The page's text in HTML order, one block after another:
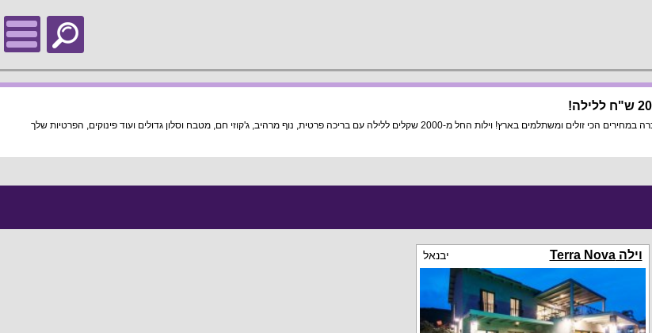
רוצה לקיים מסיבת רווקות קטנה ומצומצמת? לרשותך וילות נופש קטנות למסיבת רווקות להשכרה במחירים הכי זולים ומשתלמים בארץ! וילות החל מ-2000 שקלים ללילה עם בריכה פרטית, נוף מרהיב, ג'קוזי חם, מטבח וסלון גדולים ועוד פינוקים, הפרטיות שלך
וילה Terra Nova יבנאל